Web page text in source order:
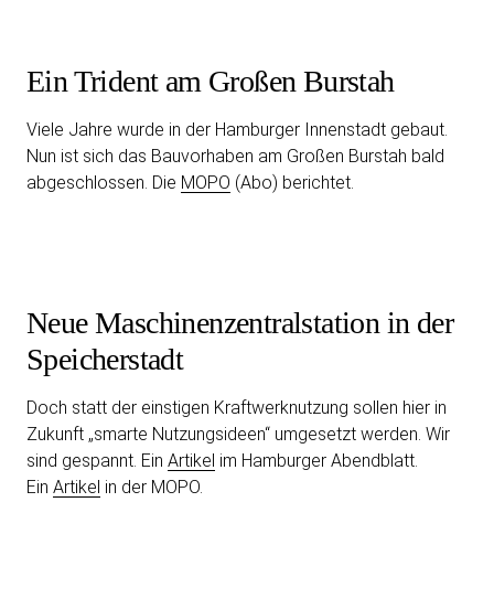
Ein Trident am Großen Burstah
Viele Jahre wurde in der Hamburger Innenstadt gebaut.
Nun ist sich das Bauvorhaben am Großen Burstah bald
abgeschlossen. Die MOPO (Abo) berichtet.
Neue Maschinenzentralstation in der
Speicherstadt
Doch statt der einstigen Kraftwerknutzung sollen hier in
Zukunft „smarte Nutzungsideen“ umgesetzt werden. Wir
sind gespannt. Ein Artikel im Hamburger Abendblatt.
Ein Artikel in der MOPO.